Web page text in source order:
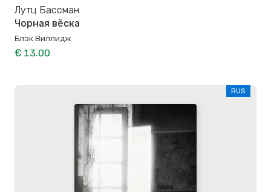
Лутц Бассман
Чорная вёска
Блэк Виллидж
€ 13.00
RUS